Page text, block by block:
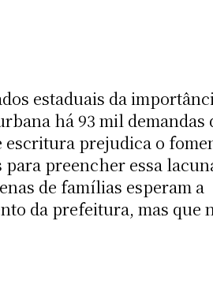
estaduais da
há 93 mil demandas
escritura prejudica o
preencher essa
de famílias esperam a
da prefeitura, mas que